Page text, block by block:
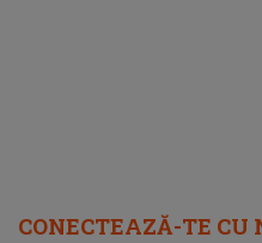
CONECTEAZĂ-TE CU